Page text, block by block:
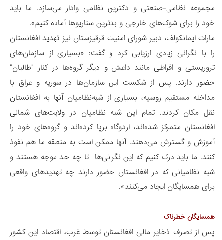
مجموعه نظامی-صنعتی و دکترین نظامی وادار می‌سازد. ما باید
خود را برای شوک‌های خارجی و بدترین سناریوها آماده کنیم».
مارات ایمانکولف، دبیر شورای امنیت قرقیزستان نیز تهدید افغانستان
را با نگرانی زیادی ارزیابی کرد و گفت: «بسیاری از سازمان‌های
تروریستی و افراطی مانند داعش و دیگر گروه‌ها در کنار "طالبان"
حضور دارند. پس از شکست این سازمان‌ها در سوریه و عراق با
مداخله مستقیم روسیه، بسیاری از شبه‌نظامیان آنها به افغانستان
نقل مکان کردند. تمام این شبه نظامیان در ولایت‌های شمالی
افغانستان متمرکز شده‌اند، اردوگاه برپا کرده‌اند و گروه‌های خود را
آموزش و گسترش می‌دهند. آنها ممکن است به منطقه ما هم نفوذ
کنند. ما باید درک کنیم که این نگرانی‌ها تا چه حد موجه هستند و
شبه نظامیانی که در افغانستان حضور دارند چه تهدیدهای واقعی
برای همسایگان ایجاد می‌کنند».
همسایگان خطرناک
پس از تصرف ذخایر مالی افغانستان توسط غرب، اقتصاد این کشور